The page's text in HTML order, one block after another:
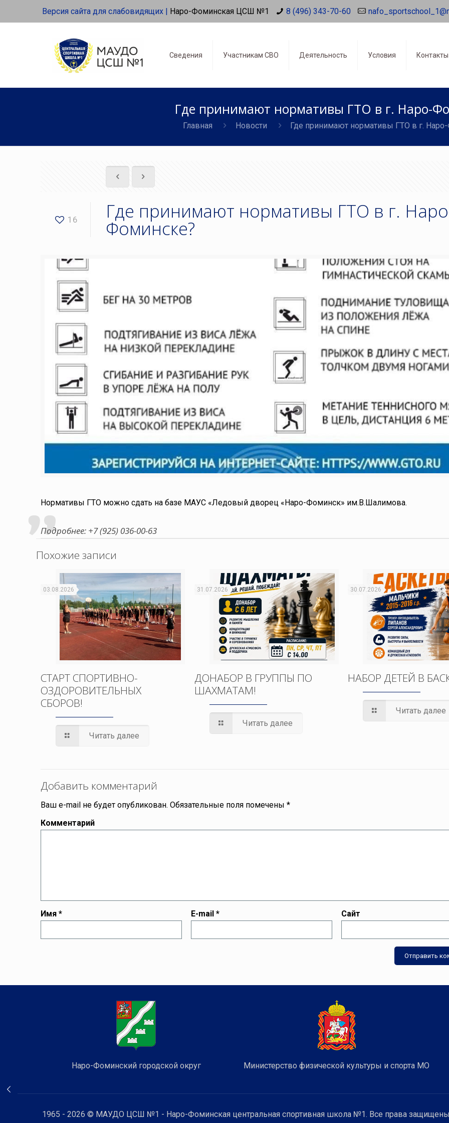
Версия сайта для слабовидящих | Наро-Фоминская ЦСШ №1 8 (496) 343-70-60
Сведения Участникам СВО Деятельность Условия Контакты
Где принимают нормативы ГТО в г. Наро-
Главная Новости Где принимают нормативы ГТО в г.
16 Где принимают нормативы ГТО в г.
Фоминске?
Нормативы ГТО можно сдать на базе МАУС «Ледовый дворец «Наро-Фоминск» им.В.Шалимова.
Подробнее: +7 (925) 036-00-63
Похожие записи
03.08.2026
СТАРТ СПОРТИВНО-
ОЗДОРОВИТЕЛЬНЫХ
СБОРОВ!
Читать далее
31.07.2026
ДОНАБОР В ГРУППЫ ПО
ШАХМАТАМ!
Читать далее
30.07.2026
НАБОР ДЕТЕЙ В
Читать далее
Добавить комментарий
Ваш e-mail не будет опубликован. Обязательные поля помечены*
Комментарий
Имя* E-mail* Сайт
Наро-Фоминский городской округ Министерство физической культуры и спорта МО
1965 - 2026 © МАУДО ЦСШ №1 - Наро-Фоминская центральная спортивная школа №1. Все права